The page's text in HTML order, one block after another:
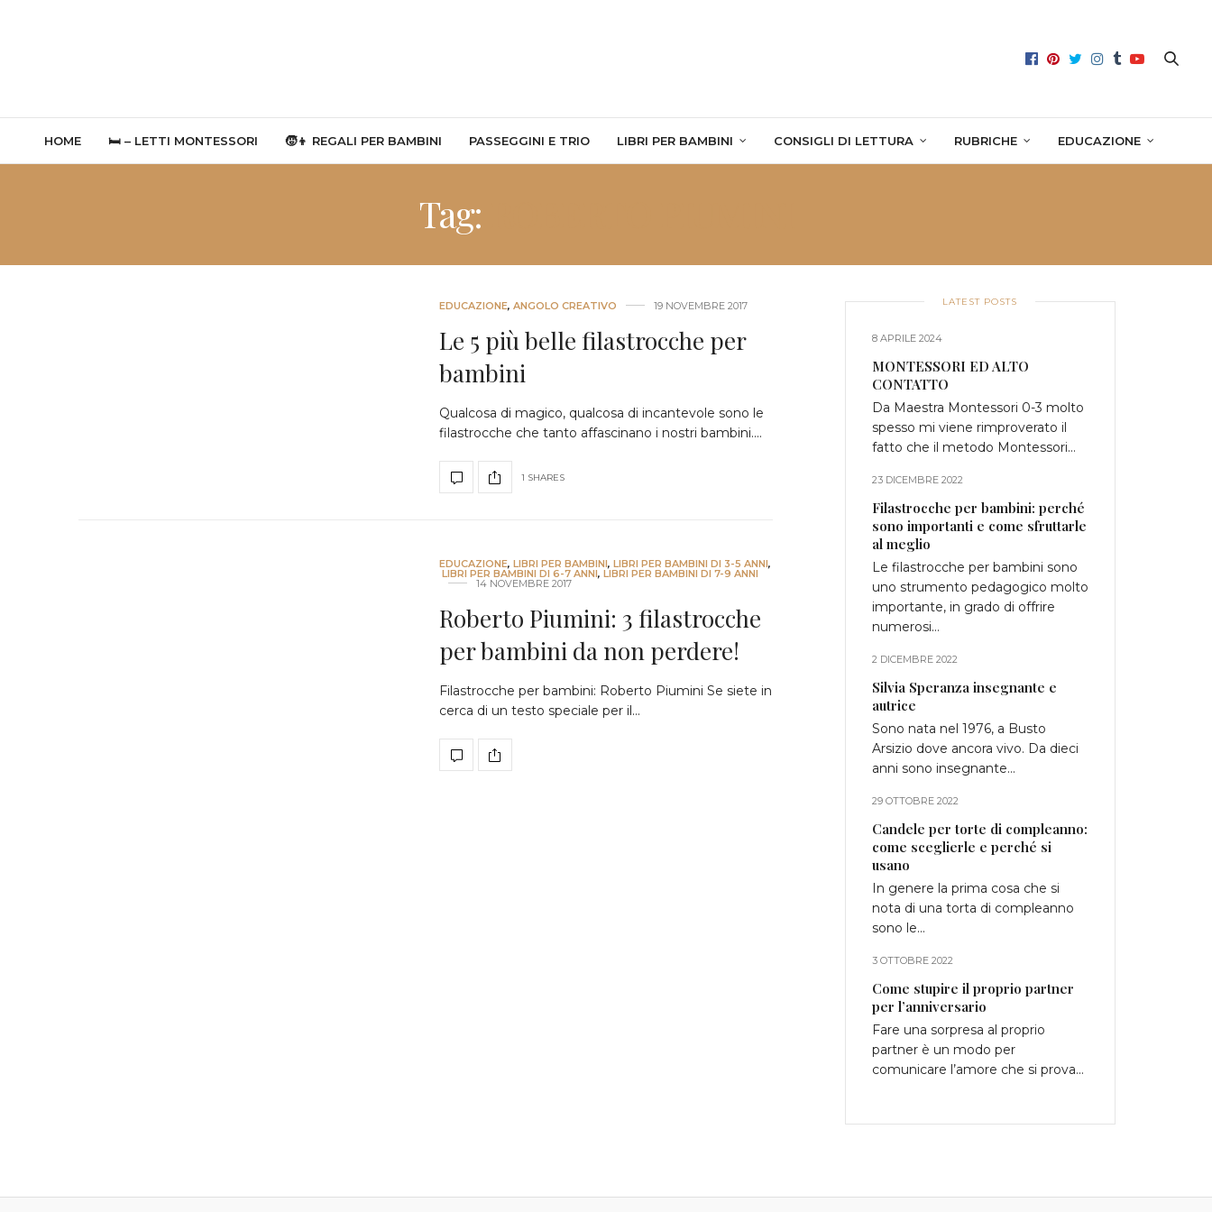
HOME 🛏 – LETTI MONTESSORI 🧒👦 REGALI PER BAMBINI PASSEGGINI E TRIO LIBRI PER BAMBINI CONSIGLI DI LETTURA RUBRICHE EDUCAZIONE
Tag:
EDUCAZIONE, ANGOLO CREATIVO 19 NOVEMBRE 2017
Le 5 più belle filastrocche per
bambini
Qualcosa di magico, qualcosa di incantevole sono le
filastrocche che tanto affascinano i nostri bambini.…
1 SHARES
EDUCAZIONE, LIBRI PER BAMBINI, LIBRI PER BAMBINI DI 3-5 ANNI,
LIBRI PER BAMBINI DI 6-7 ANNI, LIBRI PER BAMBINI DI 7-9 ANNI
14 NOVEMBRE 2017
Roberto Piumini: 3 filastrocche
per bambini da non perdere!
Filastrocche per bambini: Roberto Piumini Se siete in
cerca di un testo speciale per il…
LATEST POSTS
8 APRILE 2024
MONTESSORI ED ALTO
CONTATTO
Da Maestra Montessori 0-3 molto
spesso mi viene rimproverato il
fatto che il metodo Montessori…
23 DICEMBRE 2022
Filastrocche per bambini: perché
sono importanti e come sfruttarle
al meglio
Le filastrocche per bambini sono
uno strumento pedagogico molto
importante, in grado di offrire
numerosi…
2 DICEMBRE 2022
Silvia Speranza insegnante e
autrice
Sono nata nel 1976, a Busto
Arsizio dove ancora vivo. Da dieci
anni sono insegnante…
29 OTTOBRE 2022
Candele per torte di compleanno:
come sceglierle e perché si
usano
In genere la prima cosa che si
nota di una torta di compleanno
sono le…
3 OTTOBRE 2022
Come stupire il proprio partner
per l’anniversario
Fare una sorpresa al proprio
partner è un modo per
comunicare l’amore che si prova…